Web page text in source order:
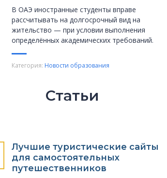
В ОАЭ иностранные студенты вправе
рассчитывать на долгосрочный вид на
жительство — при условии выполнения
определённых академических требований.
Категория: Новости образования
Статьи
Лучшие туристические сайты
для самостоятельных
путешественников